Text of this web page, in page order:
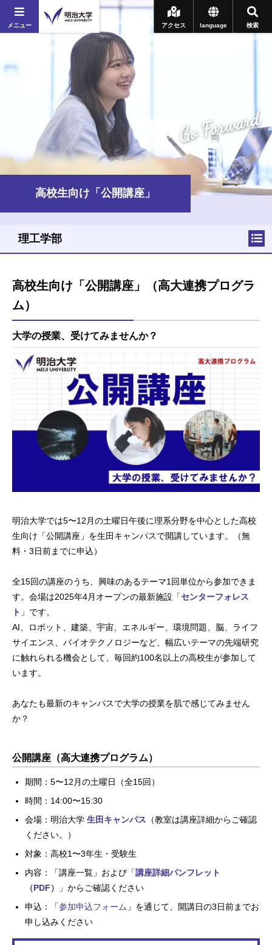
メニュー 検索
language
アクセス
Go Forward
高校生向け「公開講座」
高校生向け「公開講座」（高大連携プログラ
ム）
大学の授業、受けてみませんか？
明治大学では5〜12月の土曜日午後に理系分野を中心とした高校
生向け「公開講座」を生田キャンパスで開講しています。（無
料・3日前までに申込）
全15回の講座のうち、興味のあるテーマ1回単位から参加できま
す。会場は2025年4月オープンの最新施設「センターフォレス
ト 」です。
AI、ロボット、建築、宇宙、エネルギー、環境問題、脳、ライフ
サイエンス、バイオテクノロジーなど、幅広いテーマの先端研究
に触れられる機会として、毎回約100名以上の高校生が参加して
います。
あなたも最新のキャンパスで大学の授業を肌で感じてみません
か？
公開講座（高大連携プログラム）
期間：5〜12月の土曜日（全15回）
時間：14:00〜15:30
会場：明治大学 生田キャンパス （教室は講座詳細からご確認
ください。）
対象：高校1〜3年生・受験生
内容：「講座一覧」および「講座詳細パンフレット
（PDF）
」からご確認ください
申込：「参加申込フォーム 」を通じて、開講日の3日前までお
申し込みください
理工学部